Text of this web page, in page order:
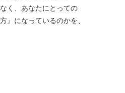
く、あなたにとっての
』になっているのかを、